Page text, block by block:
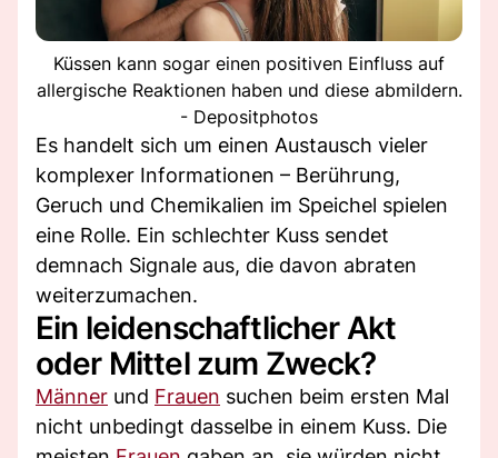
Küssen kann sogar einen positiven Einfluss auf
allergische Reaktionen haben und diese abmildern.
- Depositphotos
Es handelt sich um einen Austausch vieler
komplexer Informationen – Berührung,
Geruch und Chemikalien im Speichel spielen
eine Rolle. Ein schlechter Kuss sendet
demnach Signale aus, die davon abraten
weiterzumachen.
Ein leidenschaftlicher Akt
oder Mittel zum Zweck?
Männer und Frauen suchen beim ersten Mal
nicht unbedingt dasselbe in einem Kuss. Die